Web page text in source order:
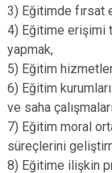
3) Eğitimde fırsat
4) Eğitime erişimi
yapmak,
5) Eğitim
6) Eğitim
ve saha
7) Eğitim moral
süreçlerini
8) Eğitime ilişkin